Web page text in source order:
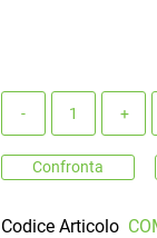
Confronta
Codice Articolo